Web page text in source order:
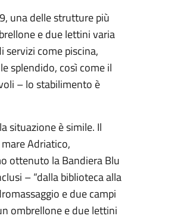
una delle strutture più
e due lettini varia
come piscina,
splendido, così come il
– lo stabilimento è
situazione è simile. Il
Adriatico,
ottenuto la Bandiera Blu
– “dalla biblioteca alla
e due campi
ombrellone e due lettini